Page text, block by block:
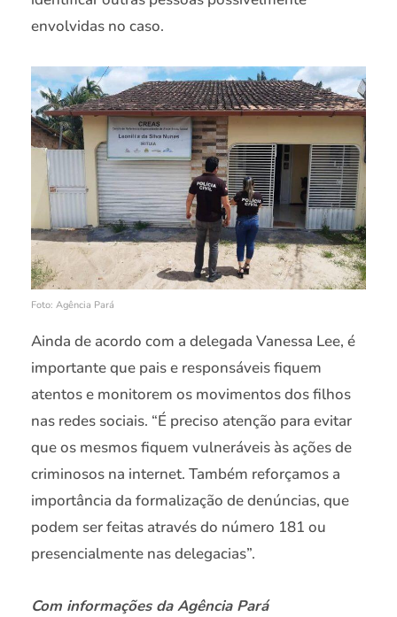
envolvidas no caso.
Foto: Agência Pará
Ainda de acordo com a delegada Vanessa Lee, é
importante que pais e responsáveis fiquem
atentos e monitorem os movimentos dos filhos
nas redes sociais. “É preciso atenção para evitar
que os mesmos fiquem vulneráveis às ações de
criminosos na internet. Também reforçamos a
importância da formalização de denúncias, que
podem ser feitas através do número 181 ou
presencialmente nas delegacias”.
Com informações da Agência Pará